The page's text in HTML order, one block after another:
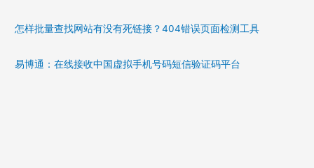
怎样批量查找网站有没有死链接？404错误页面检测工具
易博通：在线接收中国虚拟手机号码短信验证码平台